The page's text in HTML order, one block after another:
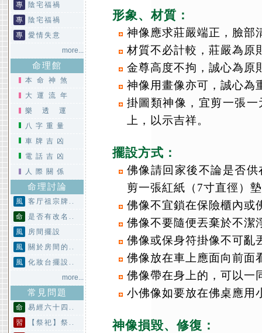
專
陰宅福禍
專
陰宅福禍
專
愛情失意
more...
命理館
本命神煞
大運流年
樂透運
八字重量
車牌吉凶
電話吉凶
人際關係
命理討論
風
客厅祖宗牌..
命
是否有改名..
風
房間擺設
風
關於房間的..
風
化妝台擺設..
more...
常見問題
命
易經六十四..
習
【祭祀】祭..
形象、材質：
神像應求莊嚴端正，臉部
材質不必計較，莊嚴為原
金尊高度不拘，誠心為原
神像用畫像亦可，誠心為
掛圖類神像，宜剪一張
上，以示吉祥。
擺設方式：
佛像請回家後不論是否
剪一張紅紙（7寸直徑）
佛像不宜鎖在保險櫃內或
佛像不要隨便丟棄於不潔
佛像或保身符掛像不可亂
佛像放在車上應面向前面
佛像帶在身上的，可以一
小佛像如要放在佛桌應用
神像損毀、修復：